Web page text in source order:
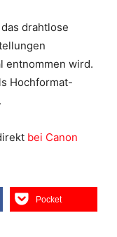
drahtlose
entnommen wird.
Hochformat-
bei Canon
Pocket